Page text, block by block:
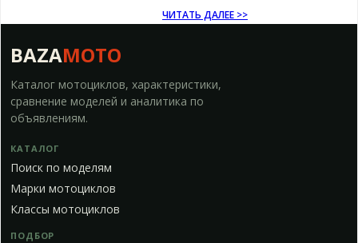
ЧИТАТЬ ДАЛЕЕ >>
BAZAMOTO
Каталог мотоциклов, характеристики,
сравнение моделей и аналитика по
объявлениям.
КАТАЛОГ
Поиск по моделям
Марки мотоциклов
Классы мотоциклов
ПОДБОР